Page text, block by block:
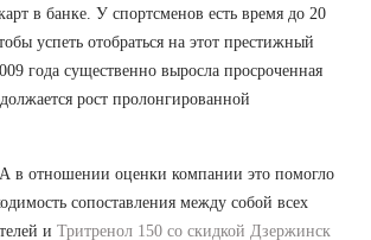
в банке. У спортсменов есть время до 20
успеть отобраться на этот престижный
года существенно выросла просроченная
рост пролонгированной
в отношении оценки компании это помогло
сопоставления между собой всех
и Тритренол 150 со скидкой Дзержинск